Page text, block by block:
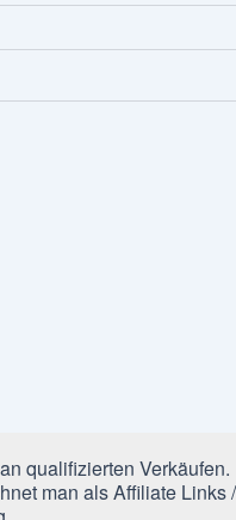
qualifizierten Verkäufen.
man als Affiliate Links /